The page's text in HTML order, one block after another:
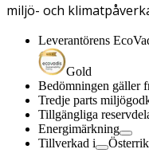
miljö- och
Leverantörens
Gold
Bedömningen gäller
Tredje parts
Tillgängliga
Energimärkning
Tillverkad i